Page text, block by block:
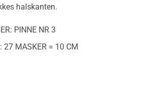
halskanten.
PINNE NR 3
27 MASKER = 10 CM